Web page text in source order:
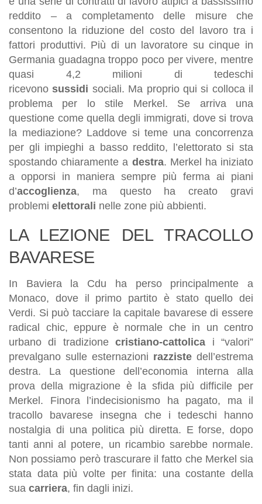
reddito – a completamento delle misure che
consentono la riduzione del costo del lavoro tra i
fattori produttivi. Più di un lavoratore su cinque in
Germania guadagna troppo poco per vivere, mentre
quasi 4,2 milioni di tedeschi
ricevono sussidi sociali. Ma proprio qui si colloca il
problema per lo stile Merkel. Se arriva una
questione come quella degli immigrati, dove si trova
la mediazione? Laddove si teme una concorrenza
per gli impieghi a basso reddito, l’elettorato si sta
spostando chiaramente a destra. Merkel ha iniziato
a opporsi in maniera sempre più ferma ai piani
d’accoglienza, ma questo ha creato gravi
problemi elettorali nelle zone più abbienti.
LA LEZIONE DEL TRACOLLO
BAVARESE
In Baviera la Cdu ha perso principalmente a
Monaco, dove il primo partito è stato quello dei
Verdi. Si può tacciare la capitale bavarese di essere
radical chic, eppure è normale che in un centro
urbano di tradizionecristiano-cattolica i “valori”
prevalgano sulle esternazioni razziste dell’estrema
destra. La questione dell’economia interna alla
prova della migrazione è la sfida più difficile per
Merkel. Finora l’indecisionismo ha pagato, ma il
tracollo bavarese insegna che i tedeschi hanno
nostalgia di una politica più diretta. E forse, dopo
tanti anni al potere, un ricambio sarebbe normale.
Non possiamo però trascurare il fatto che Merkel sia
stata data più volte per finita: una costante della
sua carriera, fin dagli inizi.